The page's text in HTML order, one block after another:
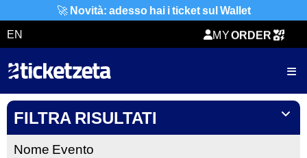
🚀 Novità: adesso hai i ticket sul Wallet
EN
MY
TICKETZETA
ORDER
SHARING
FILTRA RISULTATI
Nome Evento